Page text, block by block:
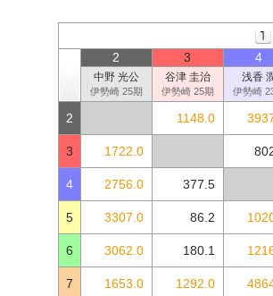
2 3 4
中野 光公
伊勢崎 25期
谷津 圭治
伊勢崎 25期
浅香
伊勢崎
2 1148.0
3 1722.0
4 2756.0 377.5
5 3307.0 86.2
6 3062.0 180.1
7 1653.0 1292.0